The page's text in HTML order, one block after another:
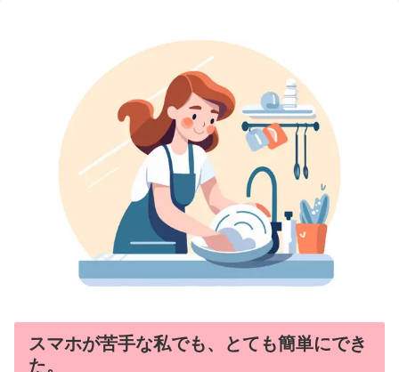
スマホが苦手な私でも、とても簡単にでき
た。